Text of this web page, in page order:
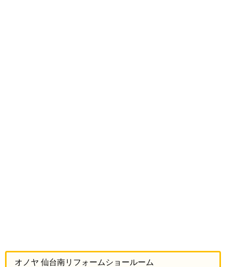
オノヤ 仙台南リフォームショールーム